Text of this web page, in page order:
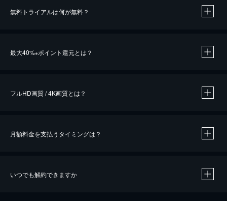
無料トライアルは何が無料？
最大40%※ポイント還元とは？
※40％ポイント還元の対象は、クレジットカード決済による作品の購入 / レンタルです。
フルHD画質 / 4K画質とは？
月額料金を支払うタイミングは？
いつでも解約できますか